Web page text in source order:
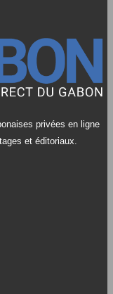
privées en ligne
et éditoriaux.